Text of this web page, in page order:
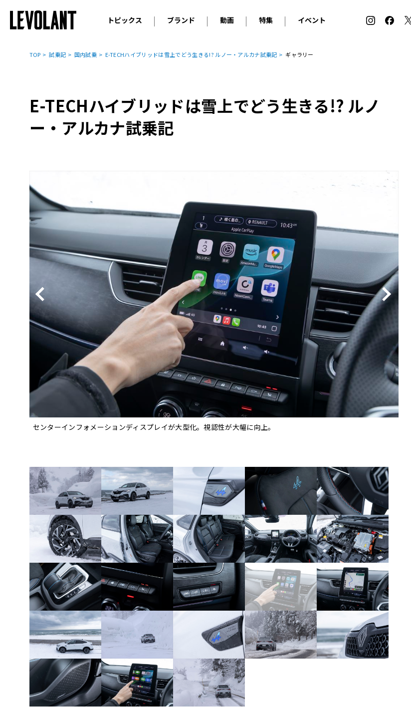
トピックス
ニュース
コラム
ブランド
輸入車 アウディ BMW
プジョー
ルノー
アバルト
アルファ・ロメオ
ロールス・ロイス
ジープ
BYD
その他
国産車 レクサス トヨタ
日産
ホンダ
スバル
マツダ
三菱
ダイハツ
スズキ
その他
動画
オリジナル動画
特集
2026 サマータイヤ＆ホイール バイヤーズガイド
ホイールカタログ
タイヤ特集
イベント
ル・ボラン カーズ・ミート2026横浜
EV:LIFE KOBE 2025
ル・ボラン カーズ・ミート2025横浜
TOP 試乗記 国内試乗 E-TECHハイブリッドは雪上でどう生きる!? ルノー・アルカナ試乗記 ギャラリー
E-TECHハイブリッドは雪上でどう生きる!? ルノ
ー・アルカナ試乗記
センターインフォメーションディスプレイが大型化。視認性が大幅に向上。